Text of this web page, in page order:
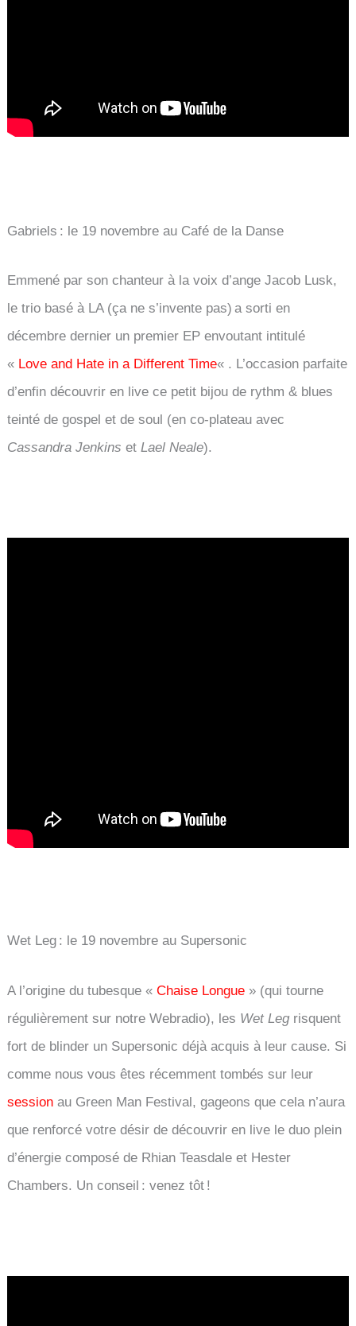
Gabriels : le 19 novembre au Café de la Danse
Emmené par son chanteur à la voix d’ange Jacob Lusk,
le trio basé à LA (ça ne s’invente pas) a sorti en
décembre dernier un premier EP envoutant intitulé
« Love and Hate in a Different Time« . L’occasion parfaite
d’enfin découvrir en live ce petit bijou de rythm & blues
teinté de gospel et de soul (en co-plateau avec
Cassandra Jenkins etLael Neale).
Wet Leg : le 19 novembre au Supersonic
A l’origine du tubesque «Chaise Longue » (qui tourne
régulièrement sur notre Webradio), les Wet Legrisquent
fort de blinder un Supersonic déjà acquis à leur cause. Si
comme nous vous êtes récemment tombés sur leur
session au Green Man Festival, gageons que cela n’aura
que renforcé votre désir de découvrir en live le duo plein
d’énergie composé de Rhian Teasdale et Hester
Chambers. Un conseil : venez tôt !